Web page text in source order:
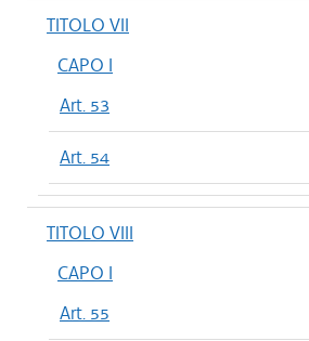
TITOLO VII
CAPO I
Art. 53
Art. 54
TITOLO VIII
CAPO I
Art. 55